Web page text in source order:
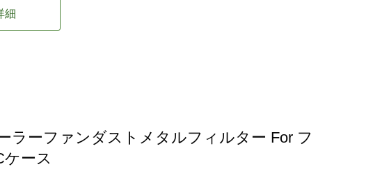
細
ラーファンダストメタルフィルター For フ
ケース